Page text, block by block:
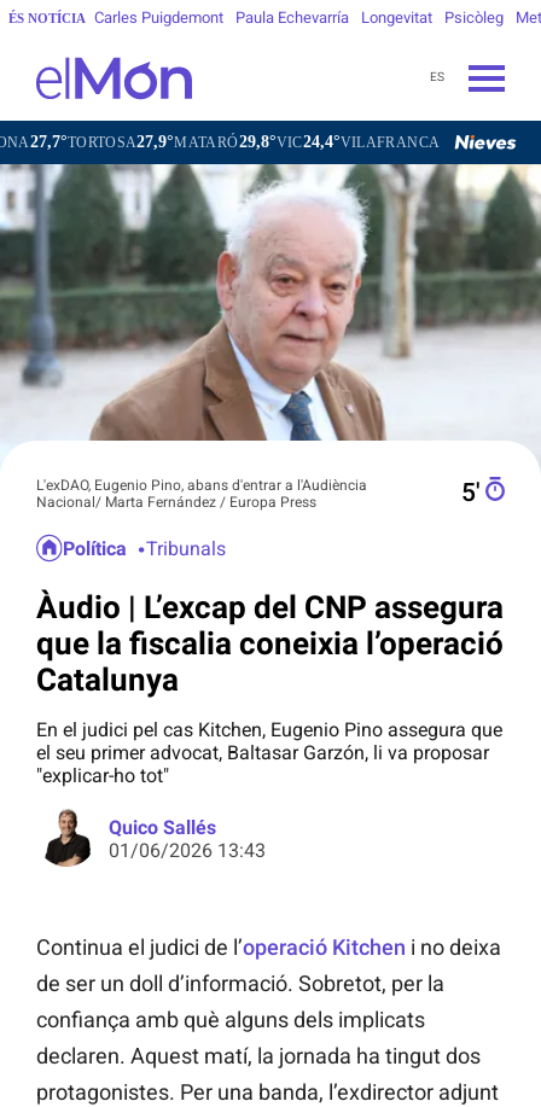
ÉS NOTÍCIA Carles Puigdemont Paula Echevarría Longevitat Psicòleg
ES
27,9°MATARÓ29,8°VIC24,4°VILAFRANCA DEL PENEDÈS26,3°
L'exDAO, Eugenio Pino, abans d'entrar a l'Audiència
Nacional/ Marta Fernández / Europa Press
5′
Política Tribunals
Àudio | L’excap del CNP assegura
que la fiscalia coneixia l’operació
Catalunya
En el judici pel cas Kitchen, Eugenio Pino assegura que
el seu primer advocat, Baltasar Garzón, li va proposar
"explicar-ho tot"
Quico Sallés
01/06/2026 13:43
Continua el judici de l’operació Kitchen i no deixa
de ser un doll d’informació. Sobretot, per la
confiança amb què alguns dels implicats
declaren. Aquest matí, la jornada ha tingut dos
protagonistes. Per una banda, l’exdirector adjunt